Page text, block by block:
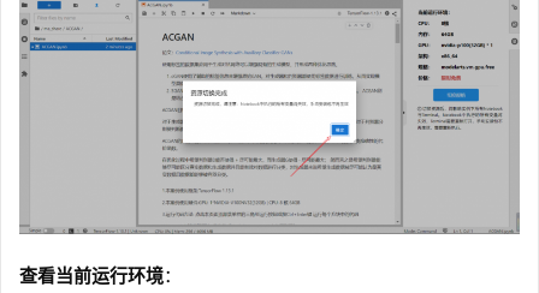
查看当前运行环境：